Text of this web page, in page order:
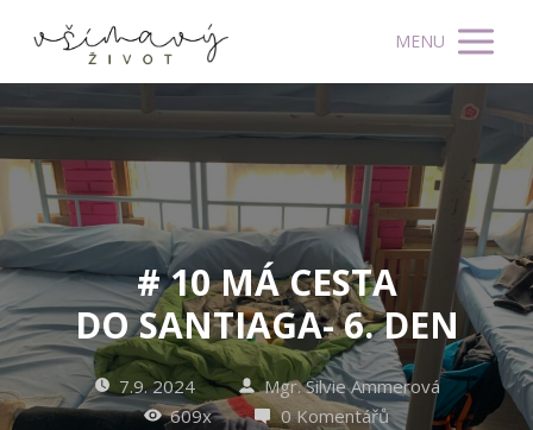
MENU
# 10 MÁ CESTA
DO SANTIAGA- 6. DEN
7.9. 2024
Mgr. Silvie Ammerová
609x
0 Komentářů